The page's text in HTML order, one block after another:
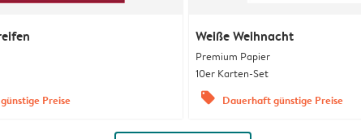
Preise
Weiße Weihnacht
Premium Papier
10er Karten-Set
offers Dauerhaft günstige Preise